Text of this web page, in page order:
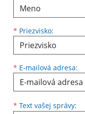
* Priezvisko:
* E-mailová adresa:
* Text vašej správy: